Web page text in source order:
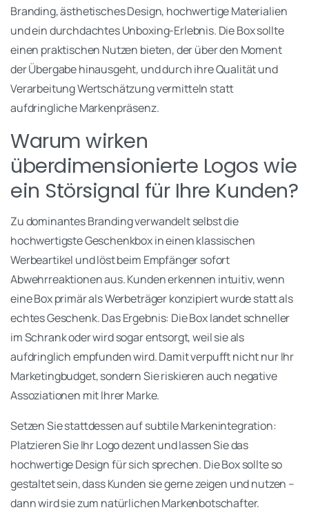
Branding, ästhetisches Design, hochwertige Materialien
und ein durchdachtes Unboxing-Erlebnis. Die Box sollte
einen praktischen Nutzen bieten, der über den Moment
der Übergabe hinausgeht, und durch ihre Qualität und
Verarbeitung Wertschätzung vermitteln statt
aufdringliche Markenpräsenz.
Warum wirken
überdimensionierte Logos wie
ein Störsignal für Ihre Kunden?
Zu dominantes Branding verwandelt selbst die
hochwertigste Geschenkbox in einen klassischen
Werbeartikel und löst beim Empfänger sofort
Abwehrreaktionen aus. Kunden erkennen intuitiv, wenn
eine Box primär als Werbeträger konzipiert wurde statt als
echtes Geschenk. Das Ergebnis: Die Box landet schneller
im Schrank oder wird sogar entsorgt, weil sie als
aufdringlich empfunden wird. Damit verpufft nicht nur Ihr
Marketingbudget, sondern Sie riskieren auch negative
Assoziationen mit Ihrer Marke.
Setzen Sie stattdessen auf subtile Markenintegration:
Platzieren Sie Ihr Logo dezent und lassen Sie das
hochwertige Design für sich sprechen. Die Box sollte so
gestaltet sein, dass Kunden sie gerne zeigen und nutzen –
dann wird sie zum natürlichen Markenbotschafter.